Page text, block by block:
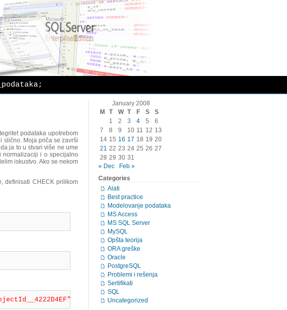
podataka upotrebom
slično. Moja priča se završi
ja to u stvari više ne ume
normalizaciji i o specijalno
iskustvo. Ako se nekom
definisati CHECK prilikom
The conflict occurred in database "ScrapBook",
January 2008
M
T W T F S
S
1
2 3 4 5
6
7
8 9 10 11 12 13
14 15 16 17 18 19 20
21 22 23 24 25 26 27
28 29 30 31
« Dec
Feb »
Categories
Alati
Best practice
Modelovanje podataka
MS Access
MS SQL Server
MySQL
Opšta teorija
ORA greške
Oracle
PostgreSQL
Problemi i rešenja
Sertifikati
SQL
Uncategorized